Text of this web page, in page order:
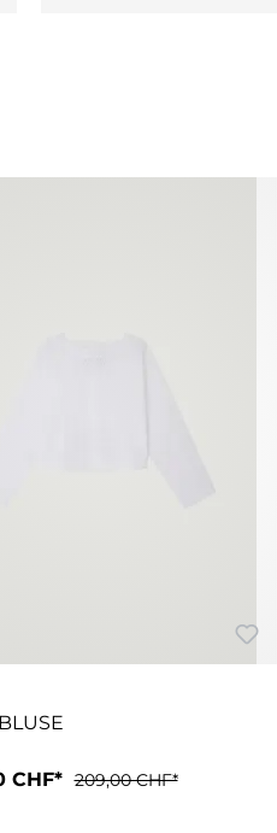
Brusttasche-
Lange Ärmel, kurze
CHF* 209,00 CHF*